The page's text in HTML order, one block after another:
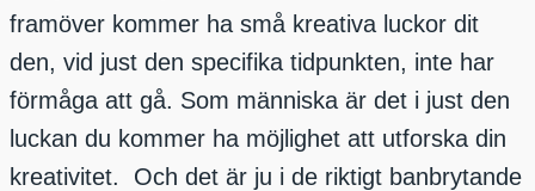
framöver kommer ha små kreativa luckor dit
den, vid just den specifika tidpunkten, inte har
förmåga att gå. Som människa är det i just den
luckan du kommer ha möjlighet att utforska din
kreativitet. Och det är ju i de riktigt banbrytande